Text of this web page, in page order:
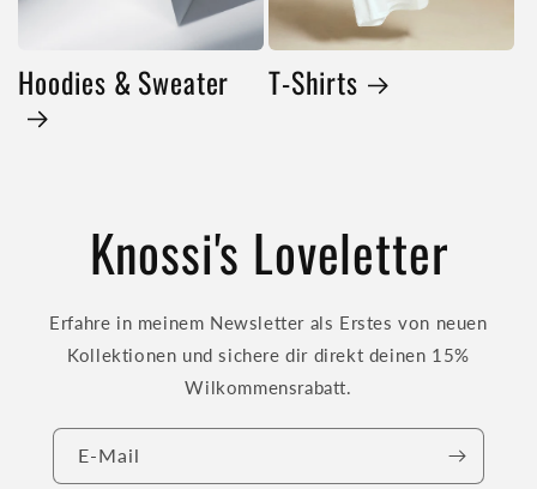
Hoodies & Sweater T-Shirts
Knossi's Loveletter
Erfahre in meinem Newsletter als Erstes von neuen
Kollektionen und sichere dir direkt deinen 15%
Wilkommensrabatt.
E-Mail